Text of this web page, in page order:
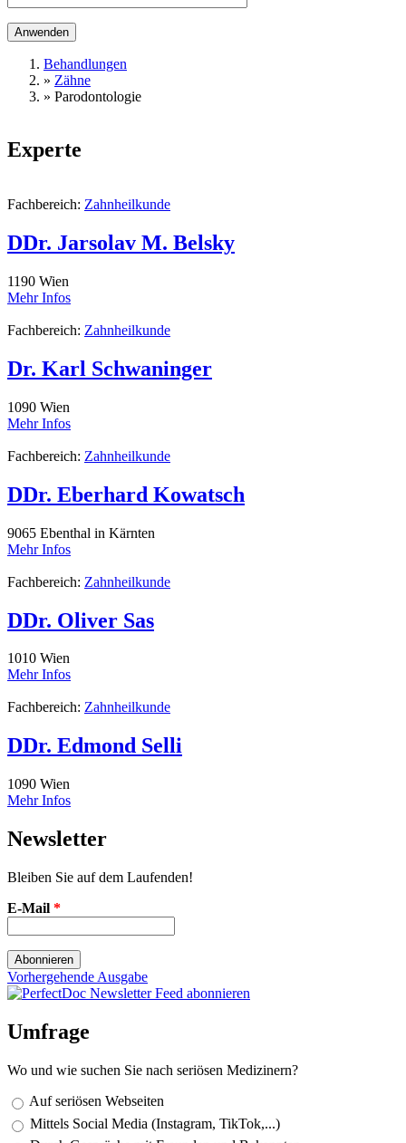
Sie sind hier
Behandlungen
» Zähne
» Parodontologie
Experte
Fachbereich: Zahnheilkunde
DDr. Jarsolav M. Belsky
1190 Wien
Mehr Infos
Fachbereich: Zahnheilkunde
Dr. Karl Schwaninger
1090 Wien
Mehr Infos
Fachbereich: Zahnheilkunde
DDr. Eberhard Kowatsch
9065 Ebenthal in Kärnten
Mehr Infos
Fachbereich: Zahnheilkunde
DDr. Oliver Sas
1010 Wien
Mehr Infos
Fachbereich: Zahnheilkunde
DDr. Edmond Selli
1090 Wien
Mehr Infos
Newsletter
Bleiben Sie auf dem Laufenden!
E-Mail *
Vorhergehende Ausgabe
Umfrage
Wo und wie suchen Sie nach seriösen Medizinern?
Auswahlmöglichkeiten
Auf seriösen Webseiten
Mittels Social Media (Instagram, TikTok,...)